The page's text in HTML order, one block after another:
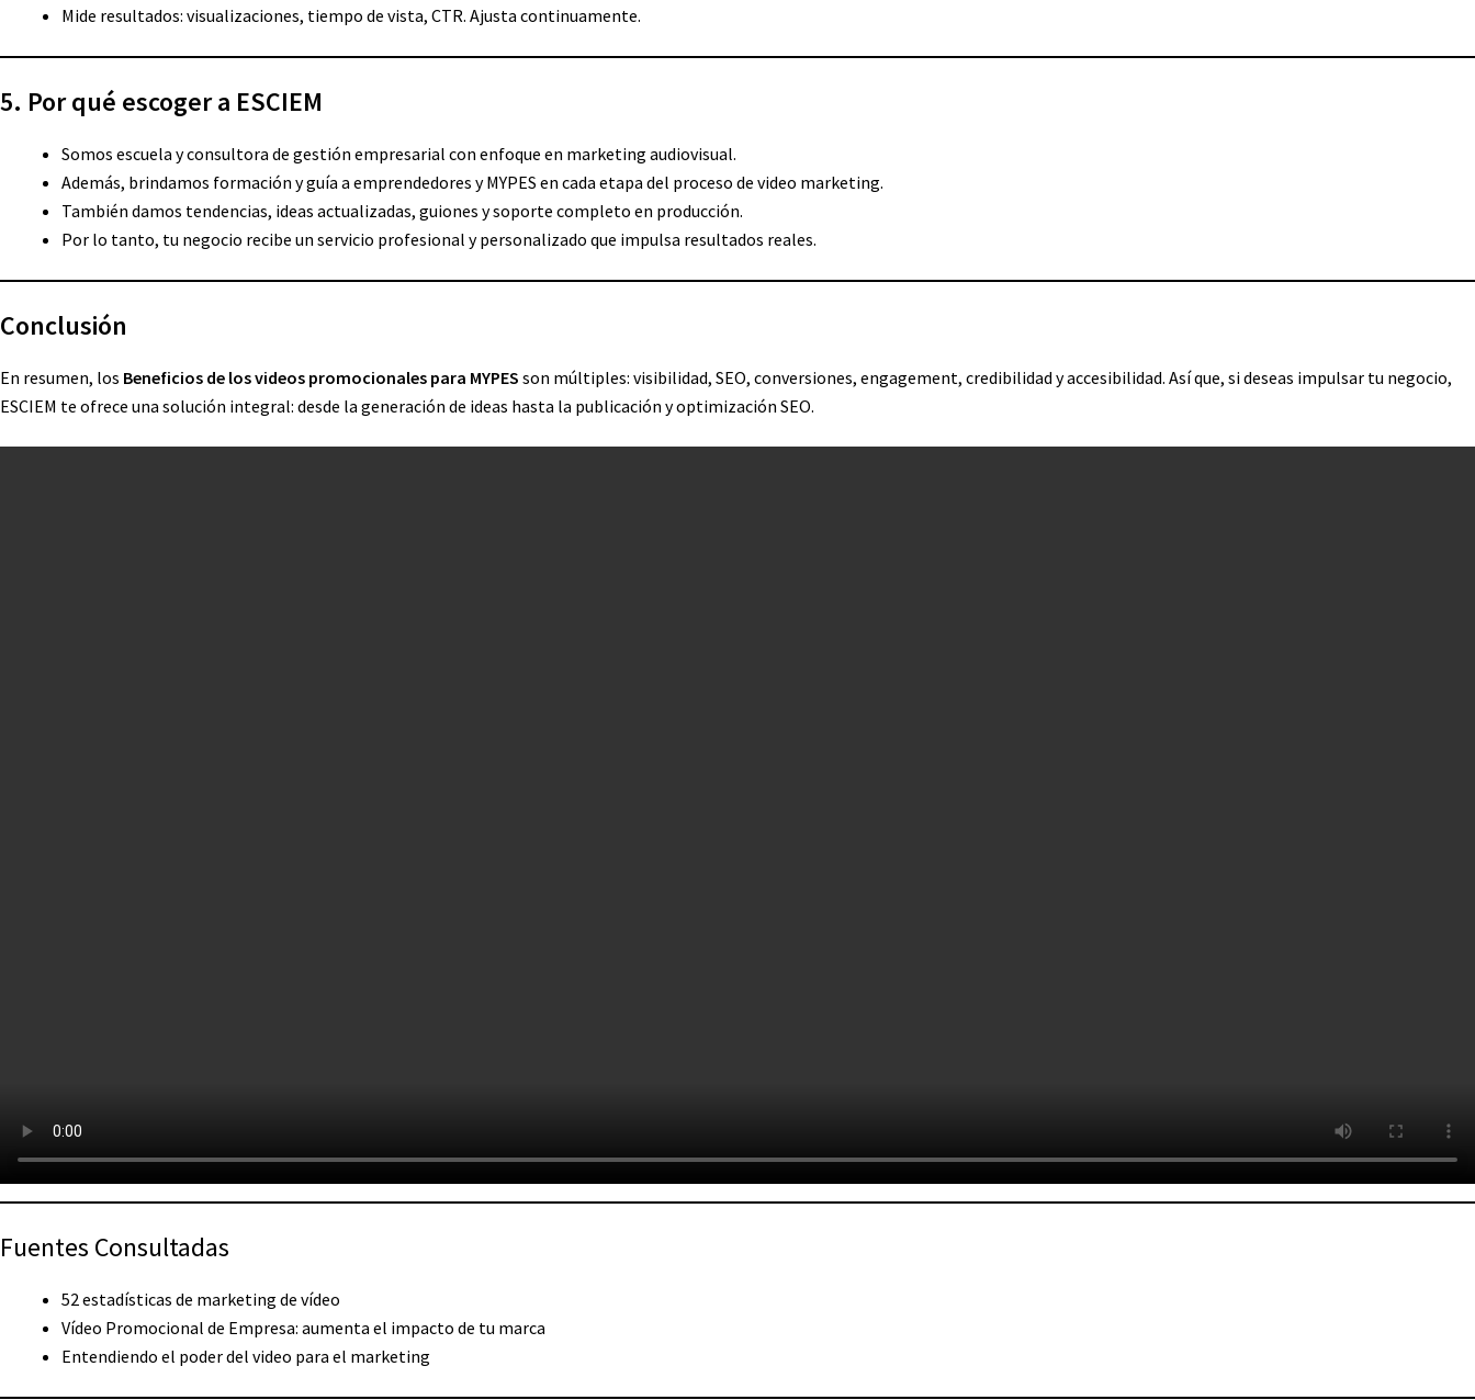
Mide resultados: visualizaciones, tiempo de vista, CTR. Ajusta continuamente.
5. Por qué escoger a ESCIEM
Somos escuela y consultora de gestión empresarial con enfoque en marketing audiovisual.
Además, brindamos formación y guía a emprendedores y MYPES en cada etapa del proceso de video marketing.
También damos tendencias, ideas actualizadas, guiones y soporte completo en producción.
Por lo tanto, tu negocio recibe un servicio profesional y personalizado que impulsa resultados reales.
Conclusión
En resumen, los Beneficios de los videos promocionales para MYPES son múltiples: visibilidad, SEO, conversiones, engagement, credibilidad y accesibilidad. Así que, si deseas impulsar tu negocio,
ESCIEM te ofrece una solución integral: desde la generación de ideas hasta la publicación y optimización SEO.
Fuentes Consultadas
52 estadísticas de marketing de vídeo
Vídeo Promocional de Empresa: aumenta el impacto de tu marca
Entendiendo el poder del video para el marketing